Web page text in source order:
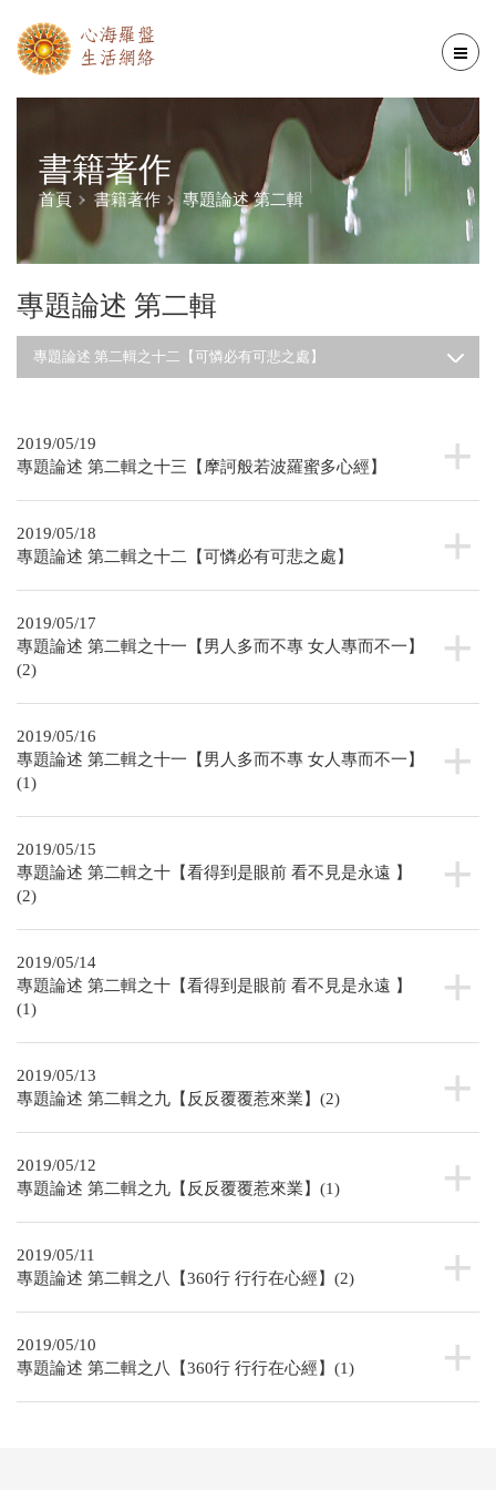
書籍著作
首頁 書籍著作 專題論述 第二輯
專題論述 第二輯
專題論述 第二輯之十二【可憐必有可悲之處】
2019/05/19
專題論述 第二輯之十三【摩訶般若波羅蜜多心經】
2019/05/18
專題論述 第二輯之十二【可憐必有可悲之處】
2019/05/17
專題論述 第二輯之十一【男人多而不專 女人專而不一】
(2)
2019/05/16
專題論述 第二輯之十一【男人多而不專 女人專而不一】
(1)
2019/05/15
專題論述 第二輯之十【看得到是眼前 看不見是永遠 】
(2)
2019/05/14
專題論述 第二輯之十【看得到是眼前 看不見是永遠 】
(1)
2019/05/13
專題論述 第二輯之九【反反覆覆惹來業】(2)
2019/05/12
專題論述 第二輯之九【反反覆覆惹來業】(1)
2019/05/11
專題論述 第二輯之八【360行 行行在心經】(2)
2019/05/10
專題論述 第二輯之八【360行 行行在心經】(1)